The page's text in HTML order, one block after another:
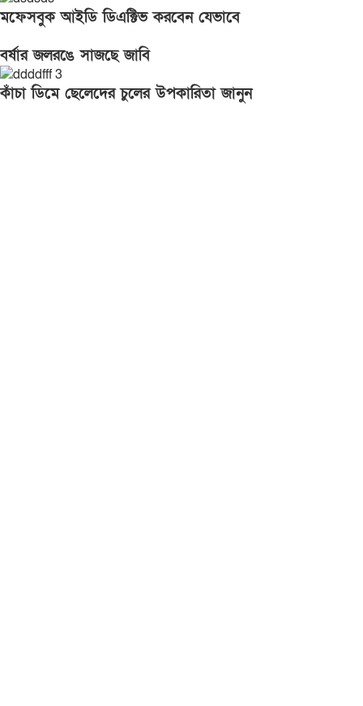
মফেসবুক আইডি ডিএক্টিভ করবেন যেভাবে
বর্ষার জলরঙে সাজছে জাবি
কাঁচা ডিমে ছেলেদের চুলের উপকারিতা জানুন